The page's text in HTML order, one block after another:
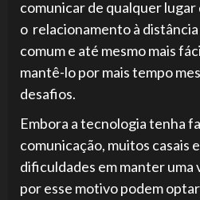
comunicar de qualquer lugar
o relacionamento à
comum e até mesmo mais
mantê-lo por mais tempo
desafios.
Embora a tecnologia tenha
comunicação, muitos casais
dificuldades em manter uma
por esse motivo podem